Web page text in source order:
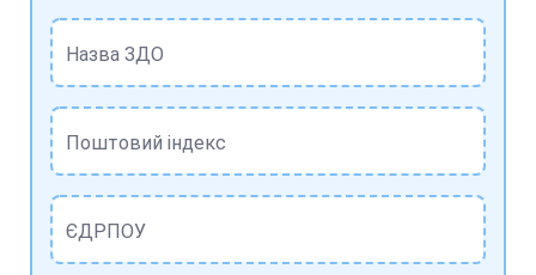
Назва ЗДО
Поштовий індекс
ЄДРПОУ